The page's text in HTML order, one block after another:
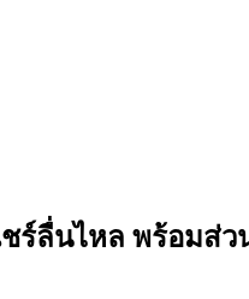
ชร์ลื่นไหล พร้อมส่